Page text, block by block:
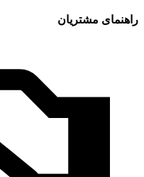
راهنمای مشتریان